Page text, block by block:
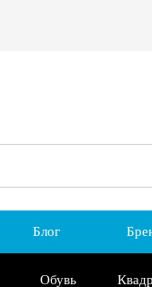
Блог
Обувь